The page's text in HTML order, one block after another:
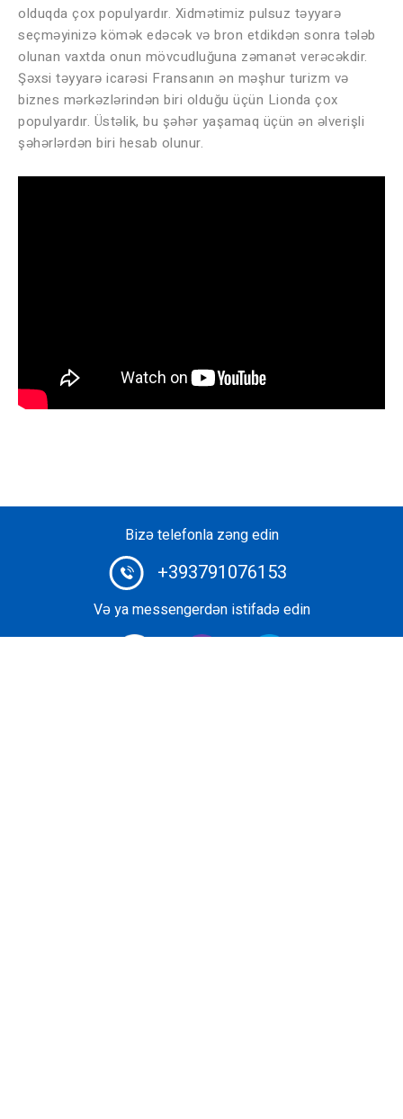
olduqda çox populyardır. Xidmətimiz pulsuz təyyarə
seçməyinizə kömək edəcək və bron etdikdən sonra tələb
olunan vaxtda onun mövcudluğuna zəmanət verəcəkdir.
Şəxsi təyyarə icarəsi Fransanın ən məşhur turizm və
biznes mərkəzlərindən biri olduğu üçün Lionda çox
populyardır. Üstəlik, bu şəhər yaşamaq üçün ən əlverişli
şəhərlərdən biri hesab olunur.
Bizə telefonla zəng edin
+393791076153
Və ya messengerdən istifadə edin